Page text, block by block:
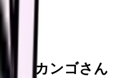
ら、カンゴさん